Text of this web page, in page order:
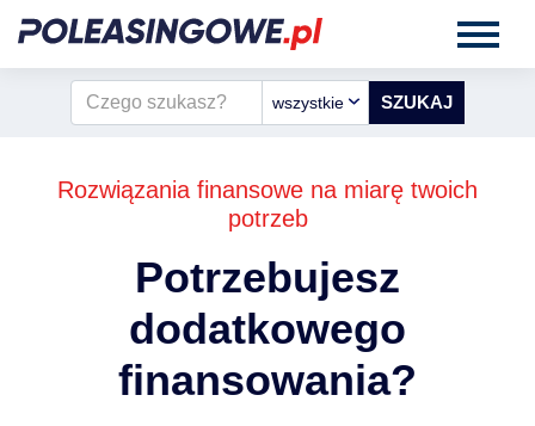
wszystkie
Rozwiązania finansowe na miarę twoich
potrzeb
Potrzebujesz
dodatkowego
finansowania?